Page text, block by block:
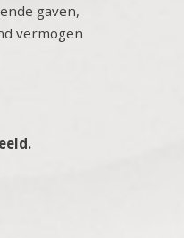
gaven,
vermogen